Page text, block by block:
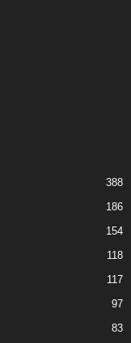
388
186
154
118
117
97
83